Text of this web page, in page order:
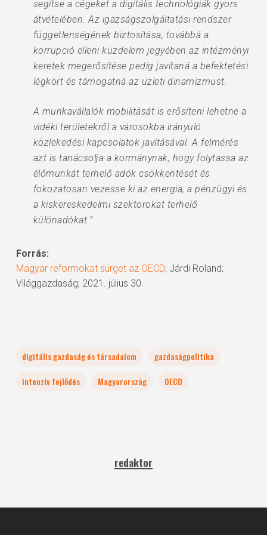
segítse a cégeket a digitális technológiák gyors
átvételében. Az igazságszolgáltatási rendszer
függetlenségének biztosítása, továbbá a
korrupció elleni küzdelem jegyében az intézményi
keretek megerősítése pedig javítaná a befektetési
légkört és támogatná az üzleti dinamizmust.
A munkavállalók mobilitását is erősíteni lehetne a
vidéki területekről a városokba irányuló
közlekedési kapcsolatok javításával. A felmérés
azt is tanácsolja a kormánynak, hogy folytassa az
élőmunkát terhelő adók csökkentését és
fokozatosan vezesse ki az energia, a pénzügyi és
a kiskereskedelmi szektorokat terhelő
különadókat.”
Forrás:
Magyar reformokat sürget az OECD; Járdi Roland;
Világgazdaság; 2021. július 30.
digitális gazdaság és társadalom
gazdaságpolitika
intenzív fejlődés
Magyarország OECD
redaktor